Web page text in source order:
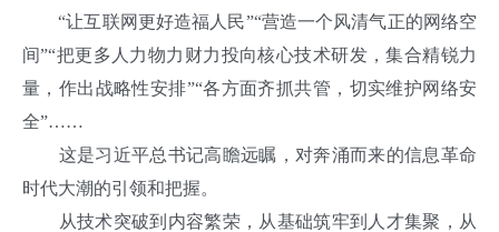
“让互联网更好造福人民”“营造一个风清气正的网络空
间”“把更多人力物力财力投向核心技术研发，集合精锐力
量，作出战略性安排”“各方面齐抓共管，切实维护网络安
全”……
这是习近平总书记高瞻远瞩，对奔涌而来的信息革命
时代大潮的引领和把握。
从技术突破到内容繁荣，从基础筑牢到人才集聚，从